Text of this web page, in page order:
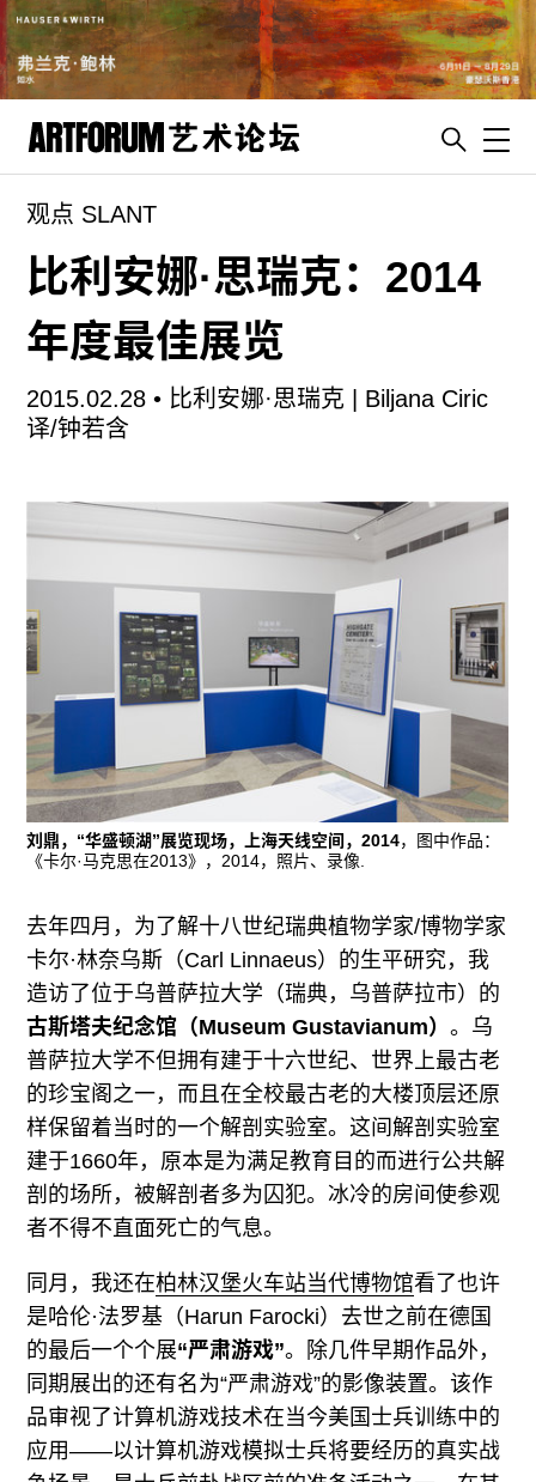
artguide
新闻
展评
杂志
专栏
视频
ART & EDUCATION
往期内容
联系我们
关注我们
观点 SLANT
比利安娜·思瑞克：2014
年度最佳展览
2015.02.28 • 比利安娜·思瑞克 | Biljana Ciric
译/钟若含
刘鼎，“华盛顿湖”展览现场，上海天线空间，2014，图中作品：
《卡尔·马克思在2013》，2014，照片、录像.
去年四月，为了解十八世纪瑞典植物学家/博物学家
卡尔·林奈乌斯（Carl Linnaeus）的生平研究，我
造访了位于乌普萨拉大学（瑞典，乌普萨拉市）的
古斯塔夫纪念馆（Museum Gustavianum）。乌
普萨拉大学不但拥有建于十六世纪、世界上最古老
的珍宝阁之一，而且在全校最古老的大楼顶层还原
样保留着当时的一个解剖实验室。这间解剖实验室
建于1660年，原本是为满足教育目的而进行公共解
剖的场所，被解剖者多为囚犯。冰冷的房间使参观
者不得不直面死亡的气息。
同月，我还在柏林汉堡火车站当代博物馆看了也许
是哈伦·法罗基（Harun Farocki）去世之前在德国
的最后一个个展“严肃游戏”。除几件早期作品外，
同期展出的还有名为“严肃游戏”的影像装置。该作
品审视了计算机游戏技术在当今美国士兵训练中的
应用——以计算机游戏模拟士兵将要经历的真实战